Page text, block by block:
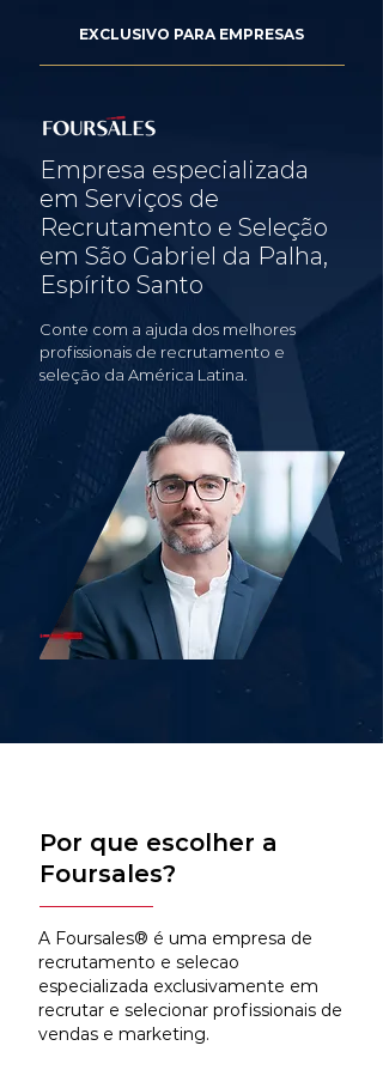
EXCLUSIVO PARA EMPRESAS
Empresa especializada
em Serviços de
Recrutamento e Seleção
em São Gabriel da Palha,
Espírito Santo
Conte com a ajuda dos melhores
profissionais de recrutamento e
seleção da América Latina.
Por que escolher a
Foursales?
A Foursales® é uma empresa de
recrutamento e selecao
especializada exclusivamente em
recrutar e selecionar profissionais de
vendas e marketing.